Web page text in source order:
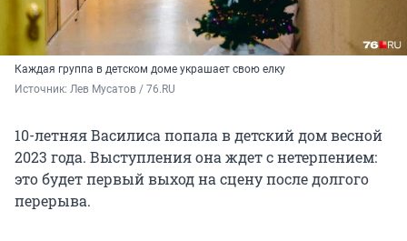
Каждая группа в детском доме украшает свою елку
Источник: Лев Мусатов / 76.RU
10-летняя Василиса попала в детский дом весной
2023 года. Выступления она ждет с нетерпением:
это будет первый выход на сцену после долгого
перерыва.